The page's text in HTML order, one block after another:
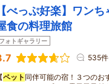
【べっぷ好楽】ワン
食の料理旅館
フォトギャラリー
535件
【ペット 同伴可能の宿！３つの